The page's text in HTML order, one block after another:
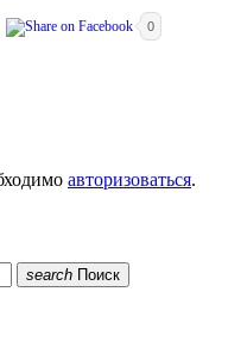
0
авторизоваться.
search Поиск